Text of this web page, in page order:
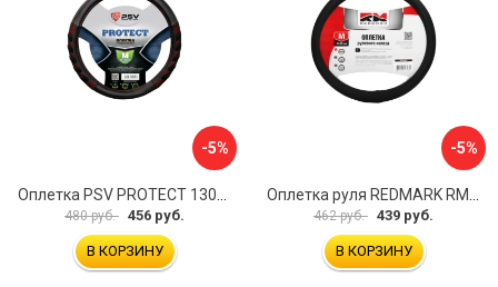
-5%
Оплетка PSV PROTECT 130503
480 руб. 456 руб.
В КОРЗИНУ
-5%
Оплетка руля REDMARK RM78002
462 руб. 439 руб.
В КОРЗИНУ